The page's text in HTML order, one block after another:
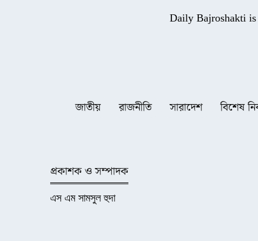
Daily Bajroshakti is
জাতীয় রাজনীতি সারাদেশ বিশেষ
প্রকাশক ও সম্পাদক
এস এম সামসুল হুদা